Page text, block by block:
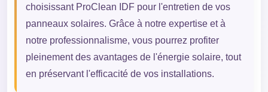
choisissant ProClean IDF pour l'entretien de vos
panneaux solaires. Grâce à notre expertise et à
notre professionnalisme, vous pourrez profiter
pleinement des avantages de l'énergie solaire, tout
en préservant l'efficacité de vos installations.